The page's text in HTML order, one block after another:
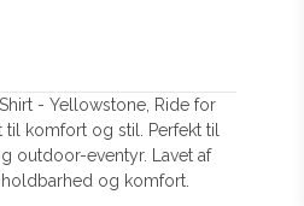
- Yellowstone, Ride for
komfort og stil. Perfekt til
outdoor-eventyr. Lavet af
og komfort.